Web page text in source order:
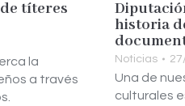
títeres
la
a través
historia
Noticias
Una de
culturales